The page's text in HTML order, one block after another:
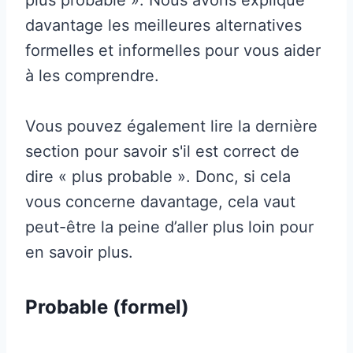
davantage les meilleures alternatives
formelles et informelles pour vous aider
à les comprendre.
Vous pouvez également lire la dernière
section pour savoir s'il est correct de
dire « plus probable ». Donc, si cela
vous concerne davantage, cela vaut
peut-être la peine d’aller plus loin pour
en savoir plus.
Probable (formel)